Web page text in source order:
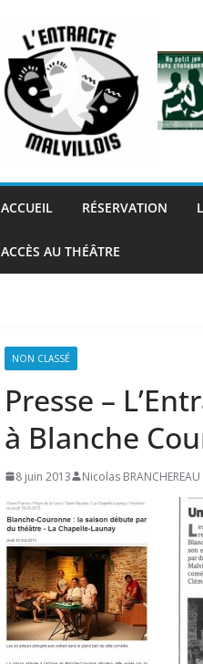
ACCUEIL RÉSERVATION
ACCÈS AU THÉÂTRE
NON CLASSÉ
Presse –
à Blanche
8 juin 2013 Nicolas BRANCHEREAU